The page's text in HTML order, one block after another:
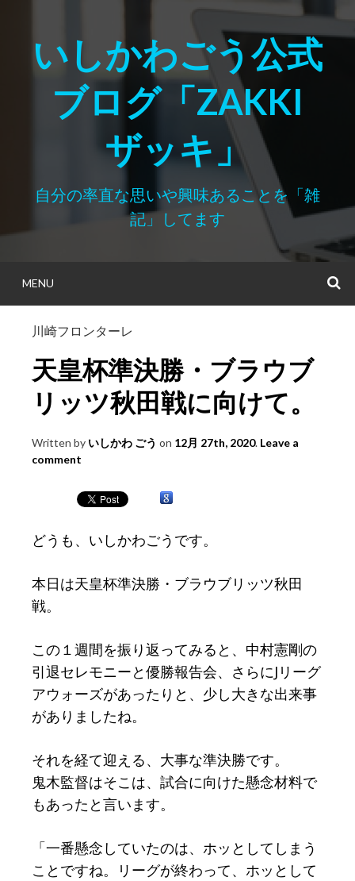
contentいしかわごう公式
ブログ「ZAKKI
ザッキ」
自分の率直な思いや興味あることを「雑
記」してます
MENU
川崎フロンターレ
天皇杯準決勝・ブラウブ
リッツ秋田戦に向けて。
Written by いしかわ ごう on 12月 27th, 2020. Leave a
comment
どうも、いしかわごうです。
本日は天皇杯準決勝・ブラウブリッツ秋田
戦。
この１週間を振り返ってみると、中村憲剛の
引退セレモニーと優勝報告会、さらにJリーグ
アウォーズがあったりと、少し大きな出来事
がありましたね。
それを経て迎える、大事な準決勝です。
鬼木監督はそこは、試合に向けた懸念材料で
もあったと言います。
「一番懸念していたのは、ホッとしてしまう
ことですね。リーグが終わって、ホッとして